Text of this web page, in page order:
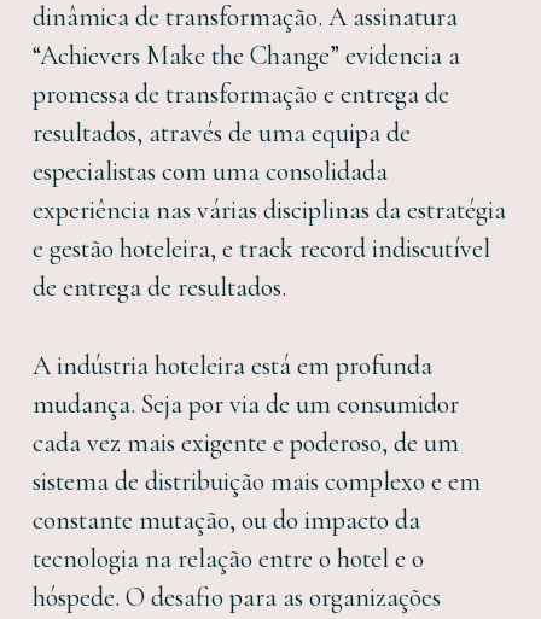
dinâmica de transformação. A assinatura
“Achievers Make the Change” evidencia a
promessa de transformação e entrega de
resultados, através de uma equipa de
especialistas com uma consolidada
experiência nas várias disciplinas da estratégia
e gestão hoteleira, e track record indiscutível
de entrega de resultados.
A indústria hoteleira está em profunda
mudança. Seja por via de um consumidor
cada vez mais exigente e poderoso, de um
sistema de distribuição mais complexo e em
constante mutação, ou do impacto da
tecnologia na relação entre o hotel e o
hóspede. O desafio para as organizações